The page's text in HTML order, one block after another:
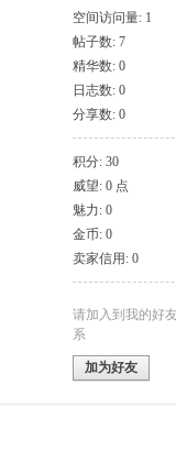
空间访问量: 1
帖子数: 7
精华数: 0
日志数: 0
分享数: 0
积分: 30
威望: 0 点
魅力: 0
金币: 0
卖家信用: 0
请加入到我的好
系
加为好友